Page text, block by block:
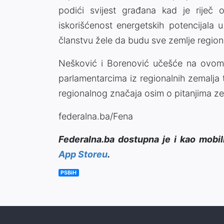
podići svijest građana kad je riječ
iskorišćenost energetskih potencijala
članstvu žele da budu sve zemlje
Nešković i Borenović učešće na
parlamentarcima iz regionalnih
regionalnog značaja osim o pitanjima
federalna.ba/Fena
Federalna.ba dostupna je i kao
App Storeu.
PSBiH